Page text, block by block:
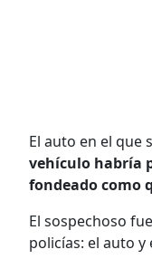
El auto en el que
vehículo habría
fondeado como
El sospechoso
policías: el auto y